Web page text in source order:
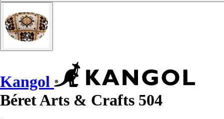
Kangol
Béret Arts & Crafts 504